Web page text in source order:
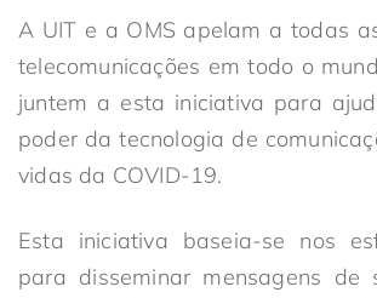
A UIT e a OMS apelam a todas
telecomunicações em todo o
juntem a esta iniciativa para
poder da tecnologia de
vidas da COVID-19.
Esta iniciativa baseia-se nos
para disseminar mensagens de